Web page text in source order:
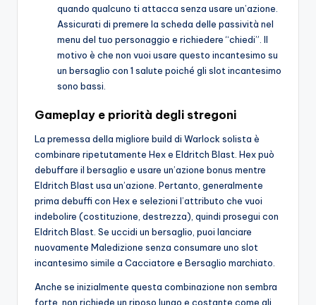
quando qualcuno ti attacca senza usare un’azione.
Assicurati di premere la scheda delle passività nel
menu del tuo personaggio e richiedere “chiedi”. Il
motivo è che non vuoi usare questo incantesimo su
un bersaglio con 1 salute poiché gli slot incantesimo
sono bassi.
Gameplay e priorità degli stregoni
La premessa della migliore build di Warlock solista è
combinare ripetutamente Hex e Eldritch Blast. Hex può
debuffare il bersaglio e usare un’azione bonus mentre
Eldritch Blast usa un’azione. Pertanto, generalmente
prima debuffi con Hex e selezioni l’attributo che vuoi
indebolire (costituzione, destrezza), quindi prosegui con
Eldritch Blast. Se uccidi un bersaglio, puoi lanciare
nuovamente Maledizione senza consumare uno slot
incantesimo simile a Cacciatore e Bersaglio marchiato.
Anche se inizialmente questa combinazione non sembra
forte, non richiede un riposo lungo e costante come gli